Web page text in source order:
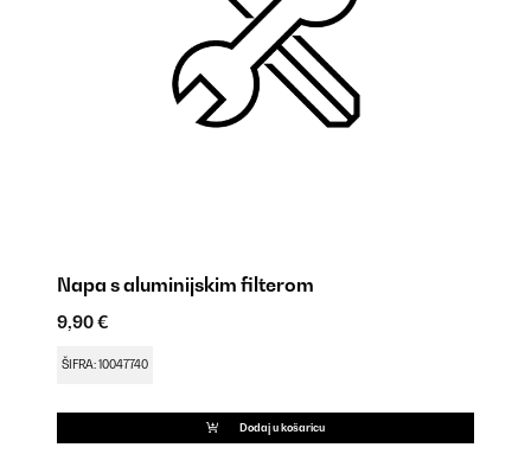
Napa s aluminijskim filterom
9,90 €
ŠIFRA: 10047740
Dodaj u košaricu